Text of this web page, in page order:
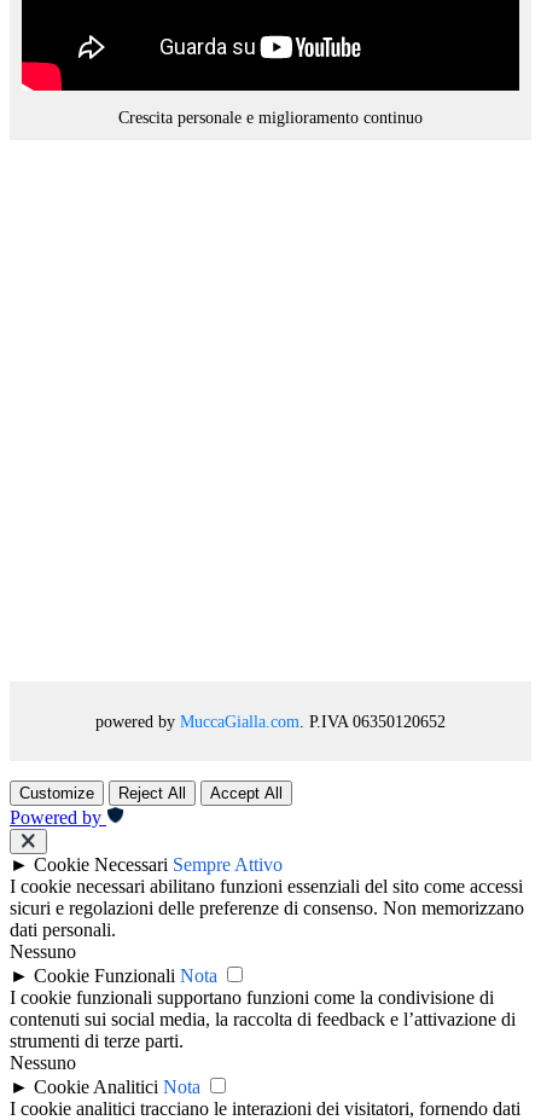
Crescita personale e miglioramento continuo
powered by MuccaGialla.com . P.IVA 06350120652
Customize Reject All Accept All
Powered by
► Cookie Necessari Sempre Attivo
I cookie necessari abilitano funzioni essenziali del sito come accessi
sicuri e regolazioni delle preferenze di consenso. Non memorizzano
dati personali.
Nessuno
► Cookie Funzionali Nota
I cookie funzionali supportano funzioni come la condivisione di
contenuti sui social media, la raccolta di feedback e l’attivazione di
strumenti di terze parti.
Nessuno
► Cookie Analitici Nota
I cookie analitici tracciano le interazioni dei visitatori, fornendo dati